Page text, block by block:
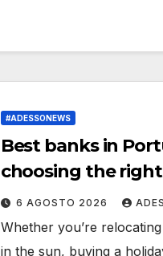
#ADESSONEWS
Best banks in
choosing the
6 AGOSTO 2026
Whether you’re
in the sun, buying a